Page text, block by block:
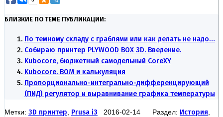
БЛИЗКИЕ ПО ТЕМЕ ПУБЛИКАЦИИ:
По темному складу с граблями или как делать не надо…
Собираю принтер PLYWOOD BOX 3D. Введение.
Kubocore, бюджетный самодельный CoreXY
Kubocore. BOM и калькуляция
Пропорционально-интегрально-дифференцирующий
(ПИД) регулятор и выравнивание графика температуры
Метки: 3D принтер Prusa i3 2016-02-14 Раздел: История